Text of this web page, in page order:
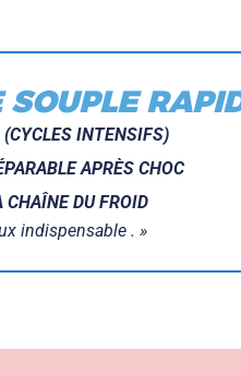
SOUPLE
(CYCLES INTENSIFS)
APRÈS CHOC
DU FROID
indispensable . »